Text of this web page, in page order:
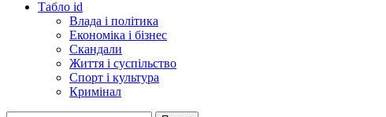
Табло id
Влада і політика
Економіка і бізнес
Скандали
Життя і суспільство
Спорт і культура
Кримінал